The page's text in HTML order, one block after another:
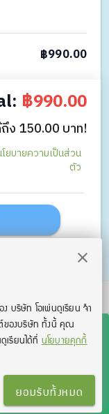
฿990.00
฿990.00
ง 150.00 บาท!
ยบายความเป็นส่วน
ตัว
ง บริษัท โอเพ่นดูเรียน จํา
ต์ของบริษัท ทั้งนี้ คุณ
เรียนได้ที่นโยบายคุกกี้
ยอมรับทั้งหมด
Testing Service
by ETS.
ำกัด 2026 —
นตัว